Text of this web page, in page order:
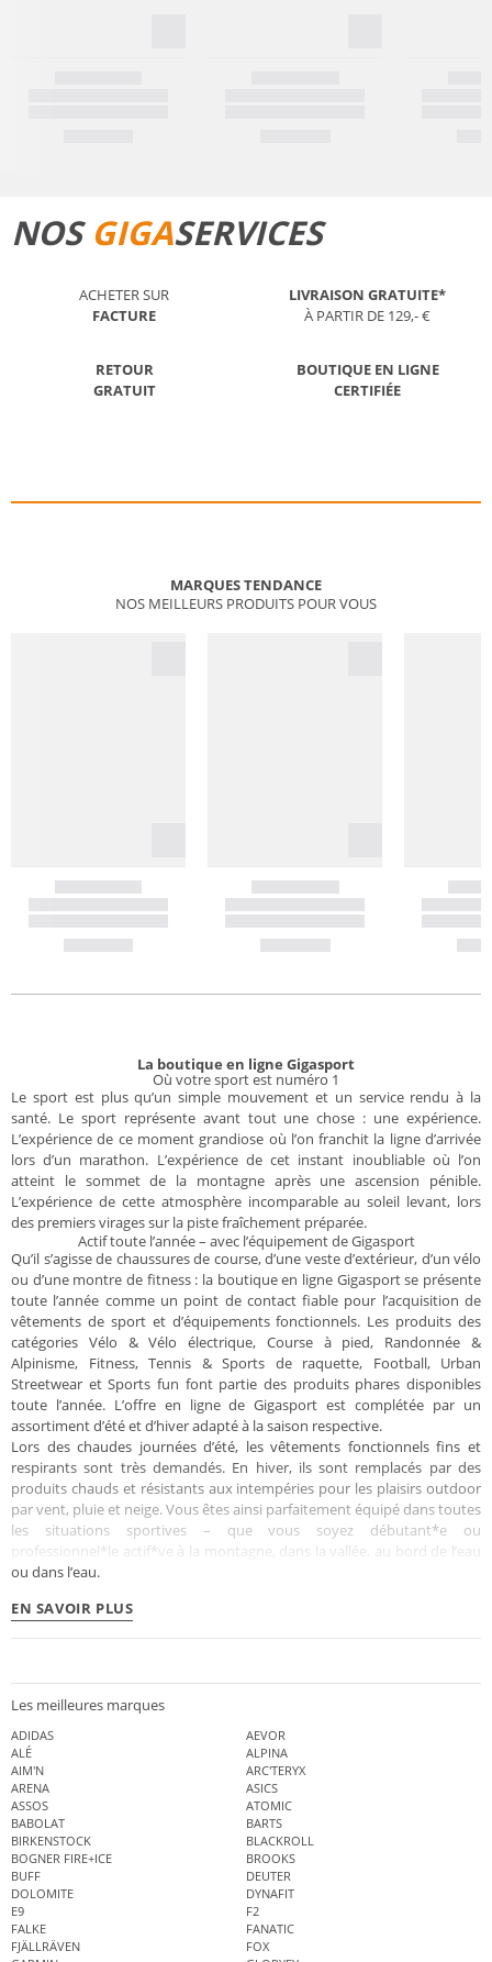
NOS GIGASERVICES
ACHETER SUR
FACTURE
LIVRAISON GRATUITE*
À PARTIR DE 129,- €
RETOUR
GRATUIT
BOUTIQUE EN LIGNE
CERTIFIÉE
MARQUES TENDANCE
NOS MEILLEURS PRODUITS POUR VOUS
La boutique en ligne Gigasport
Où votre sport est numéro 1
Le sport est plus qu’un simple mouvement et un service rendu à la
santé. Le sport représente avant tout une chose : une expérience.
L’expérience de ce moment grandiose où l’on franchit la ligne d’arrivée
lors d’un marathon. L’expérience de cet instant inoubliable où l’on
atteint le sommet de la montagne après une ascension pénible.
L’expérience de cette atmosphère incomparable au soleil levant, lors
des premiers virages sur la piste fraîchement préparée.
Actif toute l’année – avec l’équipement de Gigasport
Qu’il s’agisse de chaussures de course, d’une veste d’extérieur, d’un vélo
ou d’une montre de fitness : la boutique en ligne Gigasport se présente
toute l’année comme un point de contact fiable pour l’acquisition de
vêtements de sport et d’équipements fonctionnels. Les produits des
catégories Vélo & Vélo électrique, Course à pied, Randonnée &
Alpinisme, Fitness, Tennis & Sports de raquette, Football, Urban
Streetwear et Sports fun font partie des produits phares disponibles
toute l’année. L’offre en ligne de Gigasport est complétée par un
assortiment d’été et d’hiver adapté à la saison respective.
Lors des chaudes journées d’été, les vêtements fonctionnels fins et
respirants sont très demandés. En hiver, ils sont remplacés par des
produits chauds et résistants aux intempéries pour les plaisirs outdoor
par vent, pluie et neige. Vous êtes ainsi parfaitement équipé dans toutes
les situations sportives – que vous soyez débutant*e ou
professionnel*le actif*ve à la montagne, dans la vallée, au bord de l’eau
ou dans l’eau.
EN SAVOIR PLUS
Les meilleures marques
ADIDAS
AEVOR
ALÉ
ALPINA
AIM'N
ARC'TERYX
ARENA
ASICS
ASSOS
ATOMIC
BABOLAT
BARTS
BIRKENSTOCK
BLACKROLL
BOGNER FIRE+ICE
BROOKS
BUFF
DEUTER
DOLOMITE
DYNAFIT
E9
F2
FALKE
FANATIC
FJÄLLRÄVEN
FOX